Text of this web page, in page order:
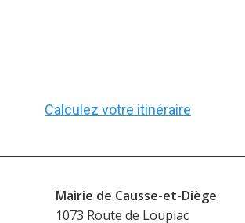
Calculez votre itinéraire
Mairie de Causse-et-Diège
1073 Route de Loupiac